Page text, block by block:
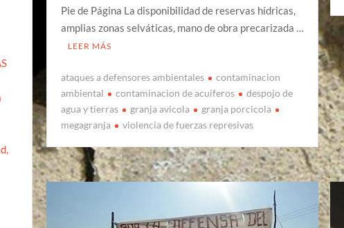
Pie de Página La disponibilidad de reservas hídricas,
amplias zonas selváticas, mano de obra precarizada …
LEER MÁS
ataques a defensores ambientales
contaminacion
ambiental
contaminacion de acuiferos
despojo de
agua y tierras
granja avicola
granja porcicola
megagranja
violencia de fuerzas represivas